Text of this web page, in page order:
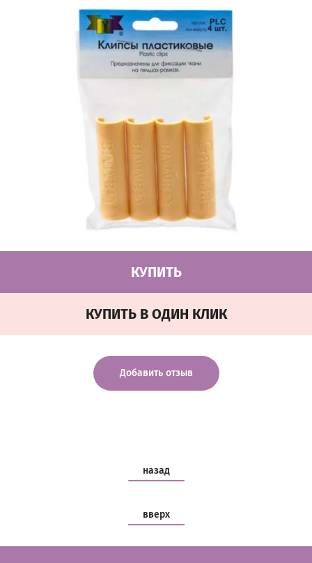
КУПИТЬ
КУПИТЬ В ОДИН КЛИК
Добавить отзыв
назад
вверх